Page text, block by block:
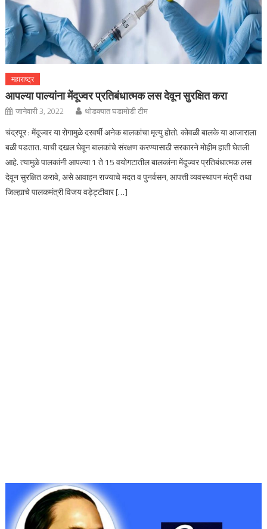
महाराष्ट्र
आपल्या पाल्यांना मेंदूज्वर प्रतिबंधात्मक लस देवून सुरक्षित करा
जानेवारी 3, 2022 थोडक्यात घडामोडी टीम
चंद्रपूर : मेंदूज्वर या रोगामुळे दरवर्षी अनेक बालकांचा मृत्यु होतो. कोवळी बालके या आजाराला
बळी पडतात. याची दखल घेवून बालकांचे संरक्षण करण्यासाठी सरकारने मोहीम हाती घेतली
आहे. त्यामुळे पालकांनी आपल्या 1 ते 15 वयोगटातील बालकांना मेंदूज्वर प्रतिबंधात्मक लस
देवून सुरक्षित करावे, असे आवाहन राज्याचे मदत व पुनर्वसन, आपत्ती व्यवस्थापन मंत्री तथा
जिल्ह्याचे पालकमंत्री विजय वड़ेट्टीवार […]